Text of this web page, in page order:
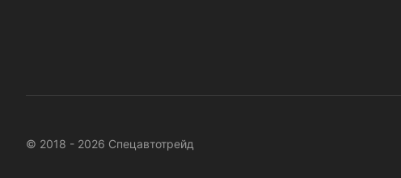
© 2018 - 2026 Спецавтотрейд